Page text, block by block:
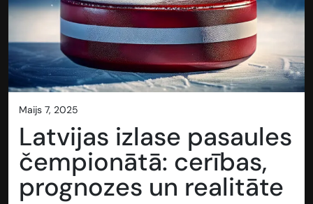
maijs 7, 2025
Latvijas izlase pasaules
čempionātā: cerības,
prognozes un realitāte